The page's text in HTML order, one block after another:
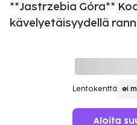
**Jastrzebia Góra**
kävelyetäisyydellä
Lentokenttä
Aloita